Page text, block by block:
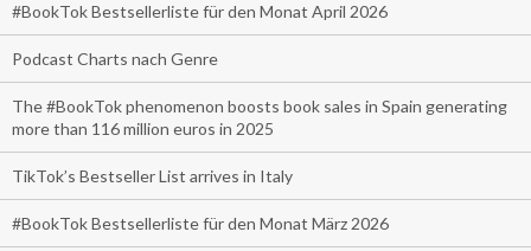
#BookTok Bestsellerliste für den Monat April 2026
Podcast Charts nach Genre
The #BookTok phenomenon boosts book sales in Spain generating
more than 116 million euros in 2025
TikTok’s Bestseller List arrives in Italy
#BookTok Bestsellerliste für den Monat März 2026